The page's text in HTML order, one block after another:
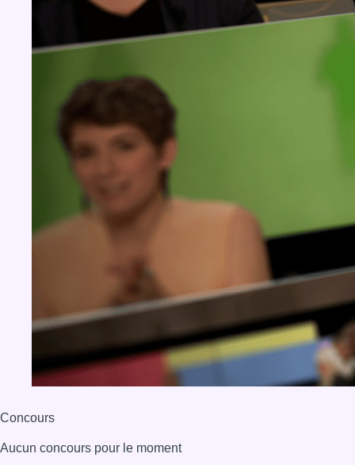
Concours
Aucun concours pour le moment